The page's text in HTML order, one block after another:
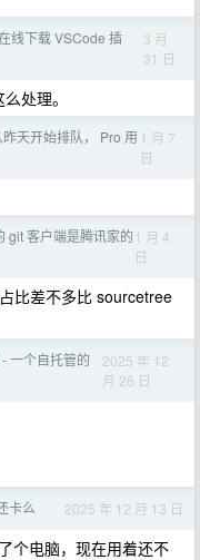
下载 VSCode 插
3 月
31 日
处理。
天开始排队， Pro 用 1 月 7
日
git 客户端是腾讯家的 1 月 4
日
比差不多比 sourcetree
一个自托管的
2025 年 12
月 26 日
卡么 2025 年 12 月 13 日
个电脑，现在用着还不